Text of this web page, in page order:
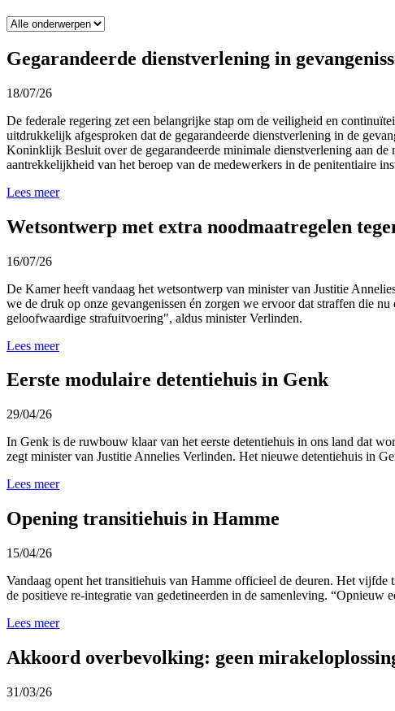
Gegarandeerde dienstverlening in
18/07/26
De federale regering zet een belangrijke stap om de veiligheid en
uitdrukkelijk afgesproken dat de gegarandeerde dienstverlening in de
Koninklijk Besluit over de gegarandeerde minimale dienstverlening aan
aantrekkelijkheid van het beroep van de medewerkers in de penitentiaire
Lees meer
Wetsontwerp met extra noodmaatregelen
16/07/26
De Kamer heeft vandaag het wetsontwerp van minister van Justitie
we de druk op onze gevangenissen én zorgen we ervoor dat straffen die
geloofwaardige strafuitvoering", aldus minister Verlinden.
Lees meer
Eerste modulaire detentiehuis in Genk
29/04/26
In Genk is de ruwbouw klaar van het eerste detentiehuis in ons land dat
zegt minister van Justitie Annelies Verlinden. Het nieuwe detentiehuis in
Lees meer
Opening transitiehuis in Hamme
15/04/26
Vandaag opent het transitiehuis van Hamme officieel de deuren. Het
de positieve re-integratie van gedetineerden in de samenleving. “Opnieuw
Lees meer
Akkoord overbevolking: geen
31/03/26